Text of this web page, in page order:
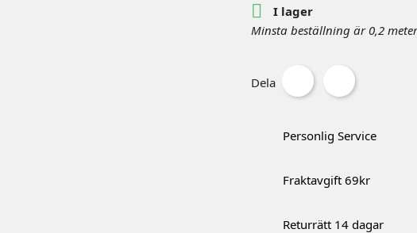

I lager
Minsta beställning är 0,2 meter
Dela
Personlig Service
Fraktavgift 69kr
Returrätt 14 dagar